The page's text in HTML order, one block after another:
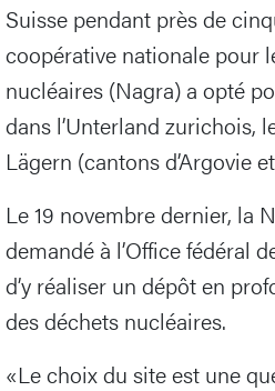
Suisse pendant près de
coopérative nationale pour
nucléaires (Nagra) a opté
dans l’Unterland zurichois,
Lägern (cantons d’Argovie
Le 19 novembre dernier, la
demandé à l’Office fédéral
d’y réaliser un dépôt en
des déchets nucléaires.
«Le choix du site est une